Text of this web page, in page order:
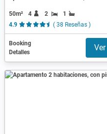
50m² 4 2
1
4.9
( 38 Reseñas )
Booking
Detalles